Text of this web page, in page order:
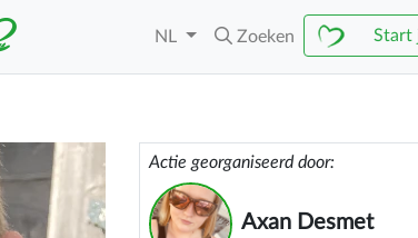
NL Zoeken Start
Actie georganiseerd door:
Axan Desmet